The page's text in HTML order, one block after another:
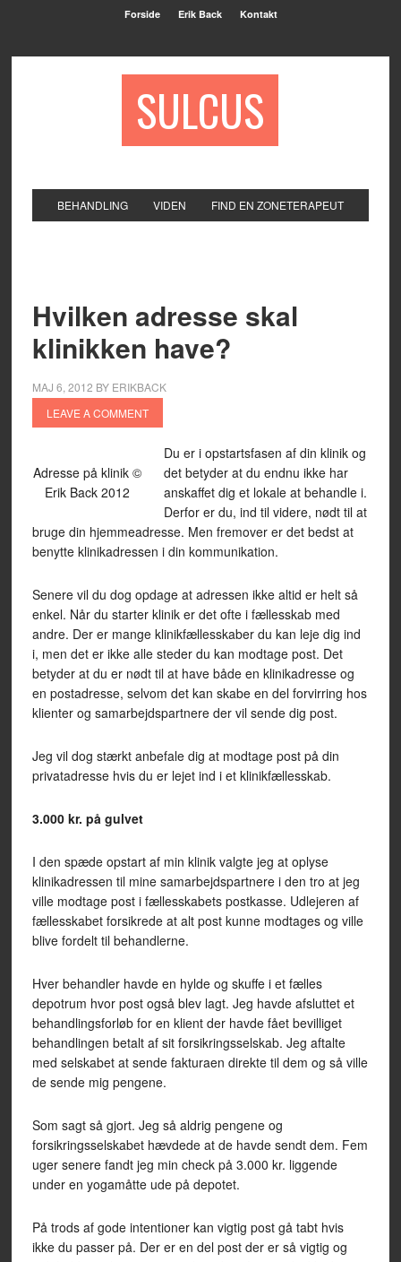
Forside Erik Back Kontakt
SULCUS
BEHANDLING VIDEN FIND EN ZONETERAPEUT
Hvilken adresse skal
klinikken have?
MAJ 6, 2012 BY ERIKBACK
LEAVE A COMMENT
Adresse på klinik ©
Erik Back 2012
Du er i opstartsfasen af din klinik og
det betyder at du endnu ikke har
anskaffet dig et lokale at behandle i.
Derfor er du, ind til videre, nødt til at
bruge din hjemmeadresse. Men fremover er det bedst at
benytte klinikadressen i din kommunikation.
Senere vil du dog opdage at adressen ikke altid er helt så
enkel. Når du starter klinik er det ofte i fællesskab med
andre. Der er mange klinikfællesskaber du kan leje dig ind
i, men det er ikke alle steder du kan modtage post. Det
betyder at du er nødt til at have både en klinikadresse og
en postadresse, selvom det kan skabe en del forvirring hos
klienter og samarbejdspartnere der vil sende dig post.
Jeg vil dog stærkt anbefale dig at modtage post på din
privatadresse hvis du er lejet ind i et klinikfællesskab.
3.000 kr. på gulvet
I den spæde opstart af min klinik valgte jeg at oplyse
klinikadressen til mine samarbejdspartnere i den tro at jeg
ville modtage post i fællesskabets postkasse. Udlejeren af
fællesskabet forsikrede at alt post kunne modtages og ville
blive fordelt til behandlerne.
Hver behandler havde en hylde og skuffe i et fælles
depotrum hvor post også blev lagt. Jeg havde afsluttet et
behandlingsforløb for en klient der havde fået bevilliget
behandlingen betalt af sit forsikringsselskab. Jeg aftalte
med selskabet at sende fakturaen direkte til dem og så ville
de sende mig pengene.
Som sagt så gjort. Jeg så aldrig pengene og
forsikringsselskabet hævdede at de havde sendt dem. Fem
uger senere fandt jeg min check på 3.000 kr. liggende
under en yogamåtte ude på depotet.
På trods af gode intentioner kan vigtig post gå tabt hvis
ikke du passer på. Der er en del post der er så vigtig og